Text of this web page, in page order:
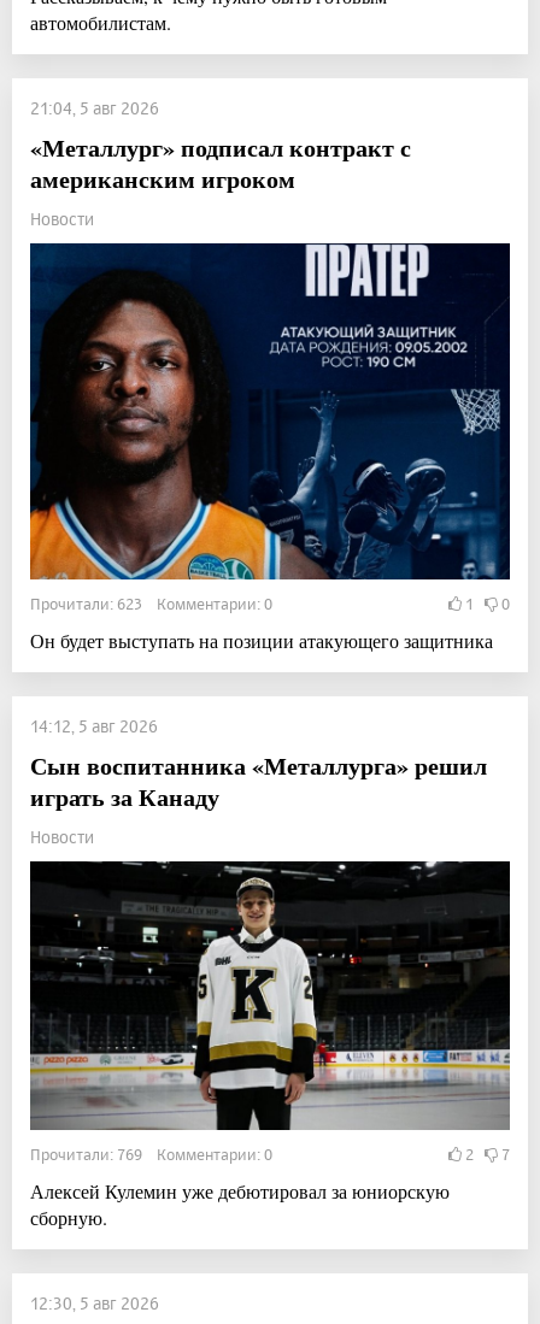
автомобилистам.
21:04, 5 авг 2026
«Металлург» подписал контракт с
американским игроком
Новости
Прочитали: 623 Комментарии: 0 1 0
Он будет выступать на позиции атакующего защитника
14:12, 5 авг 2026
Сын воспитанника «Металлурга» решил
играть за Канаду
Новости
Прочитали: 769 Комментарии: 0 2 7
Алексей Кулемин уже дебютировал за юниорскую
сборную.
12:30, 5 авг 2026